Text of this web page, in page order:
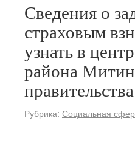
Сведения о
страховым
узнать в
района
Рубрика: Социальная